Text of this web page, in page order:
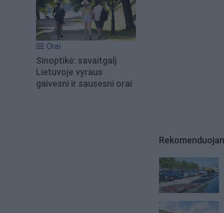
Orai
Sinoptikė: savaitgalį
Lietuvoje vyraus
gaivesni ir sausesni orai